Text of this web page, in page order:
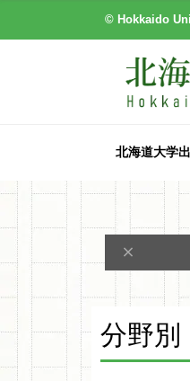
© Hokkaido
北海道大学
分野別